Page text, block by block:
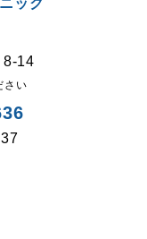
8-14
さい